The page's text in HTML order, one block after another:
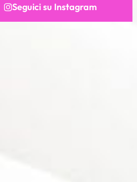
Seguici su Instagram